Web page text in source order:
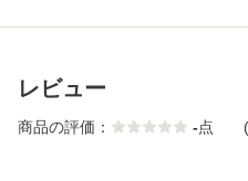
レビュー
商品の評価： -点